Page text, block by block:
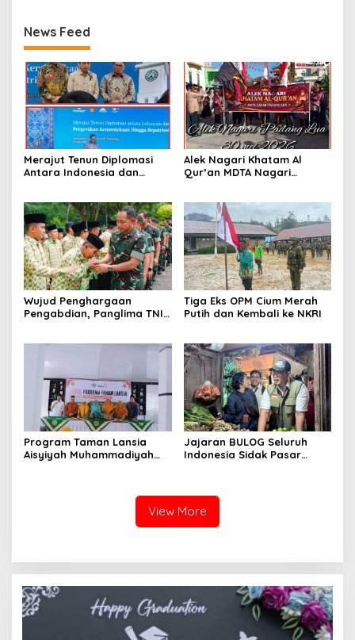
News Feed
Merajut Tenun Diplomasi
Antara Indonesia dan
Alek Nagari Khatam Al
Qur’an MDTA Nagari
Wujud Penghargaan
Pengabdian, Panglima TNI
Tiga Eks OPM Cium Merah
Putih dan Kembali ke NKRI
Program Taman Lansia
Aisyiyah Muhammadiyah
Jajaran BULOG Seluruh
Indonesia Sidak Pasar
dan Lebaran 2026
View More